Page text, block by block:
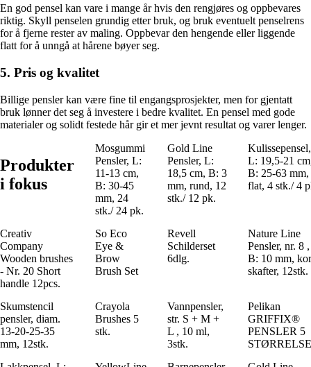
En god pensel kan vare i mange år hvis den rengjøres og oppbevares
riktig. Skyll penselen grundig etter bruk, og bruk eventuelt penselrens
for å fjerne rester av maling. Oppbevar den hengende eller liggende
flatt for å unngå at hårene bøyer seg.
5. Pris og kvalitet
Billige pensler kan være fine til engangsprosjekter, men for gjentatt
bruk lønner det seg å investere i bedre kvalitet. En pensel med gode
materialer og solidt festede hår gir et mer jevnt resultat og varer lenger.
Produkter
i fokus
Mosgummi
Pensler, L:
11-13 cm,
B: 30-45
mm, 24
stk./ 24 pk.
Gold Line
Pensler, L:
18,5 cm, B: 3
mm, rund, 12
stk./ 12 pk.
Kulissepensel,
L: 19,5-21
B: 25-63 mm,
flat, 4 stk./ 4
Creativ
Company
Wooden brushes
- Nr. 20 Short
handle 12pcs.
So Eco
Eye &
Brow
Brush Set
Revell
Schilderset
6dlg.
Nature Line
Pensler, nr. 8 ,
B: 10 mm,
skafter, 12stk.
Skumstencil
pensler, diam.
13-20-25-35
mm, 12stk.
Crayola
Brushes 5
stk.
Vannpensler,
str. S + M +
L , 10 ml,
3stk.
Pelikan
GRIFFIX®
PENSLER 5